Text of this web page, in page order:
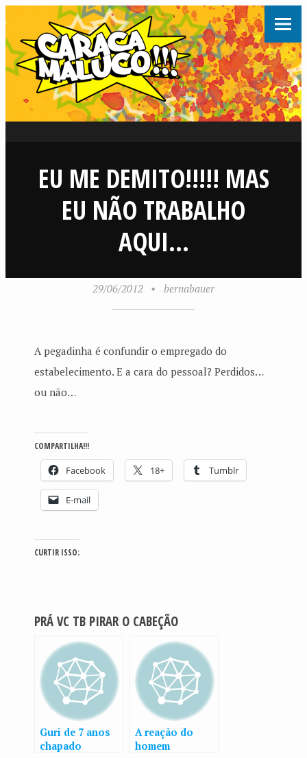
EU ME DEMITO!!!!! MAS
EU NÃO TRABALHO
AQUI…
29/06/2012 • bernabauer
A pegadinha é confundir o empregado do
estabelecimento. E a cara do pessoal? Perdidos…
ou não…
COMPARTILHA!!!
Facebook 18+ Tumblr
E-mail
CURTIR ISSO:
PRÁ VC TB PIRAR O CABEÇÃO
Guri de 7 anos
chapado
A reação do
homem